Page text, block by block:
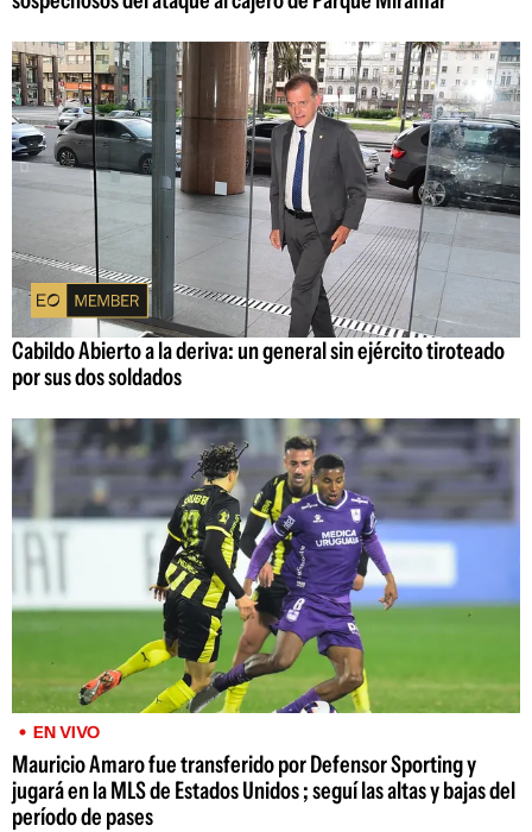
Cabildo Abierto a la deriva: un general sin ejército tiroteado
por sus dos soldados
EN VIVO
Mauricio Amaro fue transferido por Defensor Sporting y
jugará en la MLS de Estados Unidos ; seguí las altas y bajas del
período de pases